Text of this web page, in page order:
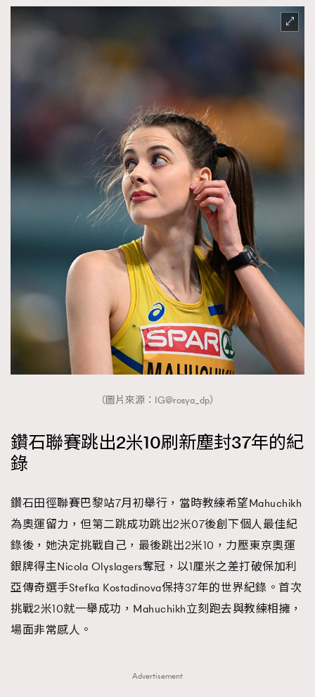
TRENDING
AFrenchMind
DressLikeAParisienne
EmpowerF
FashionWeek FigaroAesthetic
（圖片來源：IG@rosya_dp）
鑽石聯賽跳出2米10刷新塵封37年的紀
錄
鑽石田徑聯賽巴黎站7月初舉行，當時教練希望Mahuchikh
為奧運留力，但第二跳成功跳出2米07後創下個人最佳紀
錄後，她決定挑戰自己，最後跳出2米10，力壓東京奧運
銀牌得主Nicola Olyslagers奪冠，以1厘米之差打破保加利
亞傳奇選手Stefka Kostadinova保持37年的世界紀錄。首次
挑戰2米10就一舉成功，Mahuchikh立刻跑去與教練相擁，
場面非常感人。
Advertisement